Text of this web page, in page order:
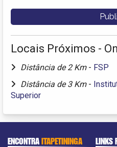
Locais Próximos -
Distância de 2 Km - FSP
Distância de 3 Km -
Superior
ENCONTRAITAPETININGA LINKS